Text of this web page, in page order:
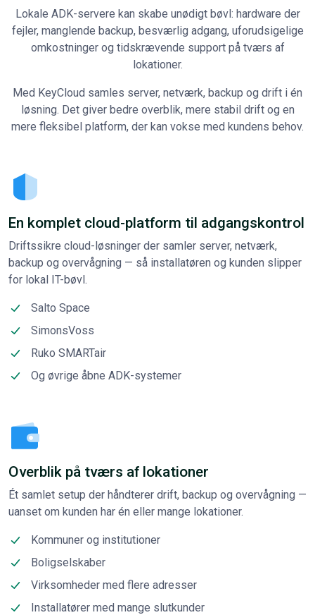
Lokale ADK-servere kan skabe unødigt bøvl: hardware der
fejler, manglende backup, besværlig adgang, uforudsigelige
omkostninger og tidskrævende support på tværs af
lokationer.
Med KeyCloud samles server, netværk, backup og drift i én
løsning. Det giver bedre overblik, mere stabil drift og en
mere fleksibel platform, der kan vokse med kundens behov.
En komplet cloud-platform til adgangskontrol
Driftssikre cloud-løsninger der samler server, netværk,
backup og overvågning — så installatøren og kunden slipper
for lokal IT-bøvl.
Salto Space
SimonsVoss
Ruko SMARTair
Og øvrige åbne ADK-systemer
Overblik på tværs af lokationer
Ét samlet setup der håndterer drift, backup og overvågning —
uanset om kunden har én eller mange lokationer.
Kommuner og institutioner
Boligselskaber
Virksomheder med flere adresser
Installatører med mange slutkunder